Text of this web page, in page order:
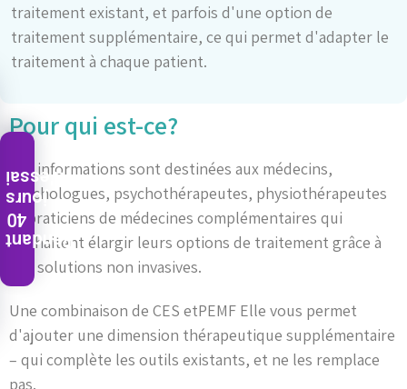
traitement existant, et parfois d'une option de
traitement supplémentaire, ce qui permet d'adapter le
traitement à chaque patient.
Pour qui est-ce?
Ces informations sont destinées aux médecins,
psychologues, psychothérapeutes, physiothérapeutes
et praticiens de médecines complémentaires qui
souhaitent élargir leurs options de traitement grâce à
des solutions non invasives.
Une combinaison de CES etPEMF Elle vous permet
d'ajouter une dimension thérapeutique supplémentaire
– qui complète les outils existants, et ne les remplace
pas.
Pendant
40
jours
d'essai